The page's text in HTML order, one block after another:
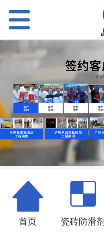
瓷砖防滑剂
地砖防滑剂
地面防滑剂
产品中心
新闻资讯
招商加盟
联系我们
首页 瓷砖防滑剂